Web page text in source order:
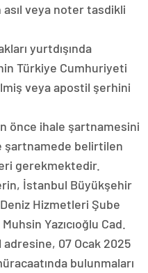
veya noter tasdikli
yurtdışında
Türkiye Cumhuriyeti
veya apostil şerhini
önce ihale şartnamesini
şartnamede belirtilen
gerekmektedir.
İstanbul Büyükşehir
Hizmetleri Şube
Yazıcıoğlu Cad.
07 Ocak 2025
bulunmaları